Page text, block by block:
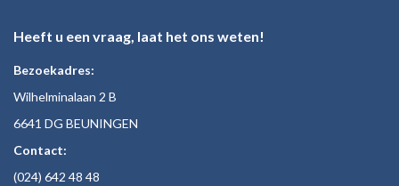
Heeft u een vraag, laat het ons weten!
Bezoekadres:
Wilhelminalaan 2 B
6641 DG BEUNINGEN
Contact:
(024) 642 48 48